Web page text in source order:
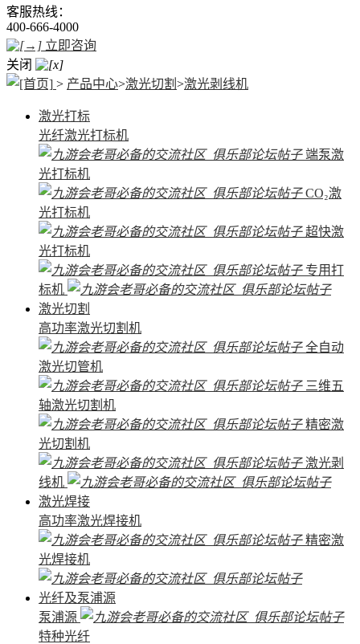
客服热线：
400-666-4000
立即咨询
关闭
> 产品中心>激光切割 >激光剥线机
激光打标
光纤激光打标机
端泵激
光打标机
CO₂激
光打标机
超快激
光打标机
专用打
标机
激光切割
高功率激光切割机
全自动
激光切管机
三维五
轴激光切割机
精密激
光切割机
激光剥
线机
激光焊接
高功率激光焊接机
精密激
光焊接机
光纤及泵浦源
泵浦源
特种光纤